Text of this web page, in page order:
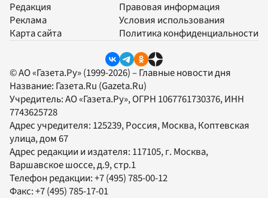
Редакция
Реклама
Карта сайта
Правовая информация
Условия использования
Политика конфиденциальности
© АО «Газета.Ру» (1999-2026) – Главные новости дня
Название: Газета.Ru (Gazeta.Ru)
Учредитель:АО «Газета.Ру», ОГРН 1067761730376, ИНН
7743625728
Адрес учредителя: 125239, Россия, Москва, Коптевская
улица, дом 67
Адрес редакции и издателя: 117105, г. Москва,
Варшавское шоссе, д.9, стр.1
Телефон редакции:+7 (495) 785-00-12
Факс:+7 (495) 785-17-01